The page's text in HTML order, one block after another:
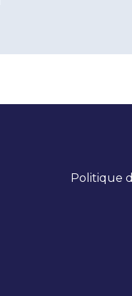
Politique